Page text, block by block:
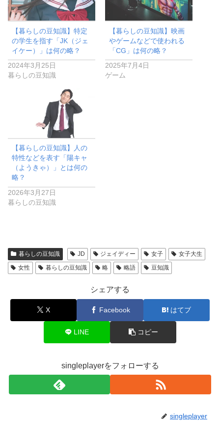
【暮らしの豆知識】特定
の学生を指す「JK（ジェ
イケー）」は何の略？
2024年3月25日
暮らしの豆知識
【暮らしの豆知識】映画
やゲームなどで使われる
「CG」は何の略？
2025年7月4日
ゲーム
【暮らしの豆知識】人の
特性などを表す「陽キャ
（ようきゃ）」とは何の
略？
2026年3月27日
暮らしの豆知識
暮らしの豆知識 JD ジェイディー 女子
女子大生
女性
暮らしの豆知識 略 略語 豆知識
シェアする
X Facebook はてブ
LINE コピー
singleplayerをフォローする
singleplayer